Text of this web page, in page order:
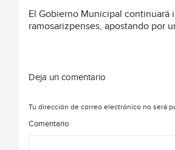
El Gobierno Municipal continuará
ramosarizpenses, apostando por
Deja un comentario
Tu dirección de correo electrónico no será
Comentario